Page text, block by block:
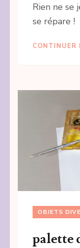
Rien ne se
se répare !
CONTINUER
OBJETS
palette